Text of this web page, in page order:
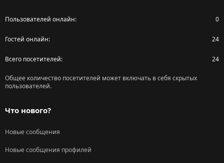
Пользователей онлайн 0
Гостей онлайн 24
Всего посетителей 24
Общее количество посетителей может включать в себя скрытых
пользователей.
Что нового?
Новые сообщения
Новые сообщения профилей